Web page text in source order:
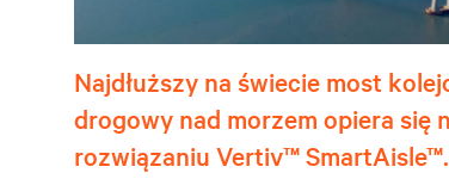
Najdłuższy na świecie most
drogowy nad morzem opiera się
rozwiązaniu Vertiv™ SmartAisle™.